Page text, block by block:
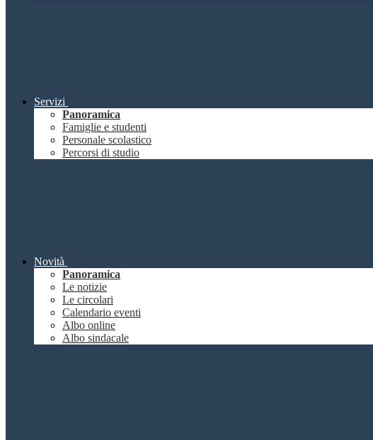
Servizi
Panoramica
Famiglie e studenti
Personale scolastico
Percorsi di studio
Novità
Panoramica
Le notizie
Le circolari
Calendario eventi
Albo online
Albo sindacale